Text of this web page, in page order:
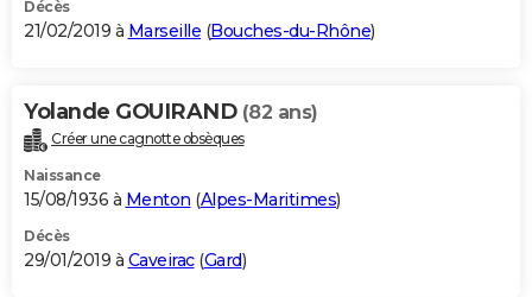
Décès
21/02/2019 à Marseille (Bouches-du-Rhône)
Yolande GOUIRAND (82 ans)
Créer une cagnotte obsèques
Naissance
15/08/1936 à Menton (Alpes-Maritimes)
Décès
29/01/2019 à Caveirac(Gard)